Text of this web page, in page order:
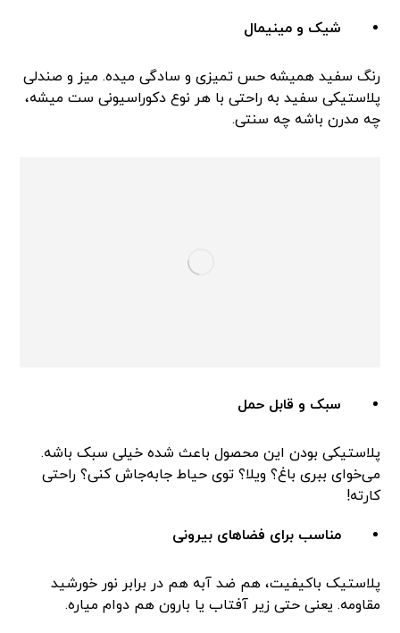
شیک و مینیمال
رنگ سفید همیشه حس تمیزی و سادگی میده. میز و صندلی
پلاستیکی سفید به راحتی با هر نوع دکوراسیونی ست میشه،
چه مدرن باشه چه سنتی.
سبک و قابل حمل
پلاستیکی بودن این محصول باعث شده خیلی سبک باشه.
می‌خوای ببری باغ؟ ویلا؟ توی حیاط جابه‌جاش کنی؟ راحتی
کارته!
مناسب برای فضاهای بیرونی
پلاستیک باکیفیت، هم ضد آبه هم در برابر نور خورشید
مقاومه. یعنی حتی زیر آفتاب یا بارون هم دوام میاره.